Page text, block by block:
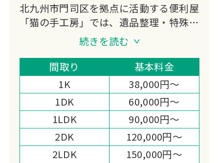
北九州市門司区を拠点に活動する便利屋
「猫の手工房」では、遺品整理・特殊清
掃・不用品処分・家事代行など幅広いサ
ービスを提供しています。
ヤマダDKグループのBFC加盟店として
家電販売も行い、必要以上の作業を強要
せず実情に合わせた対応を心がけていま
す。
続きを読む
間取り
基本料金
1K
38,000円～
1DK
60,000円～
1LDK
90,000円～
2DK
120,000円～
2LDK
150,000円～